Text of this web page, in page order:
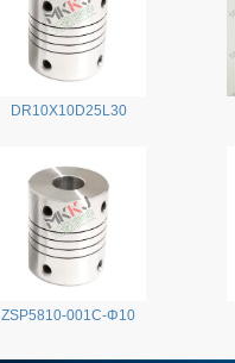
DR10X10D25L30
ZSP5810-001C-Φ10